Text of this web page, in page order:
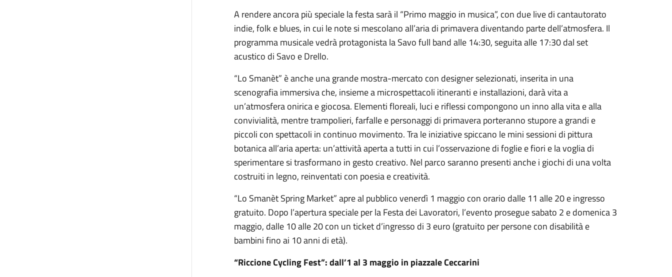
A rendere ancora più speciale la festa sarà il “Primo maggio in musica”, con due live di cantautorato
indie, folk e blues, in cui le note si mescolano all’aria di primavera diventando parte dell’atmosfera. Il
programma musicale vedrà protagonista la Savo full band alle 14:30, seguita alle 17:30 dal set
acustico di Savo e Drello.
“Lo Smanèt” è anche una grande mostra-mercato con designer selezionati, inserita in una
scenografia immersiva che, insieme a microspettacoli itineranti e installazioni, darà vita a
un’atmosfera onirica e giocosa. Elementi floreali, luci e riflessi compongono un inno alla vita e alla
convivialità, mentre trampolieri, farfalle e personaggi di primavera porteranno stupore a grandi e
piccoli con spettacoli in continuo movimento. Tra le iniziative spiccano le mini sessioni di pittura
botanica all’aria aperta: un’attività aperta a tutti in cui l’osservazione di foglie e fiori e la voglia di
sperimentare si trasformano in gesto creativo. Nel parco saranno presenti anche i giochi di una volta
costruiti in legno, reinventati con poesia e creatività.
“Lo Smanèt Spring Market” apre al pubblico venerdì 1 maggio con orario dalle 11 alle 20 e ingresso
gratuito. Dopo l’apertura speciale per la Festa dei Lavoratori, l’evento prosegue sabato 2 e domenica 3
maggio, dalle 10 alle 20 con un ticket d’ingresso di 3 euro (gratuito per persone con disabilità e
bambini fino ai 10 anni di età).
“Riccione Cycling Fest”: dall’1 al 3 maggio in piazzale Ceccarini